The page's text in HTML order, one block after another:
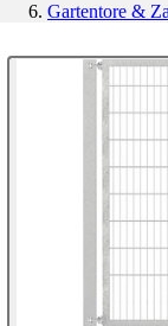
Gartentore &